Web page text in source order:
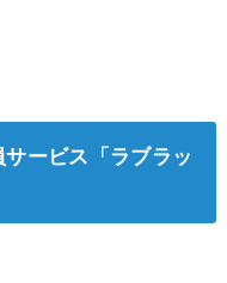
ービス「ラブラッ